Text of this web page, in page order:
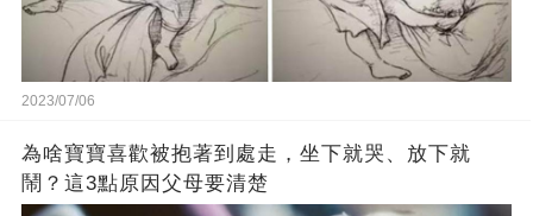
2023/07/06
為啥寶寶喜歡被抱著到處走，坐下就哭、放下就
鬧？這3點原因父母要清楚